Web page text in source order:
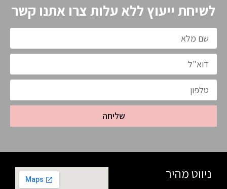
לשיחת ייעוץ ללא עלות צרו אתנו קשר
שליחה
ניווט מהיר